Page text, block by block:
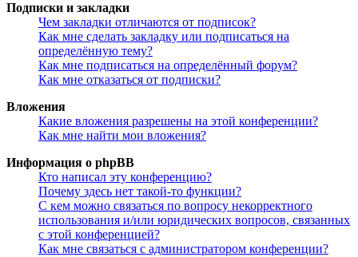
Подписки и закладки
Чем закладки отличаются от подписок?
Как мне сделать закладку или подписаться на
определённую тему?
Как мне подписаться на определённый форум?
Как мне отказаться от подписки?
Вложения
Какие вложения разрешены на этой конференции?
Как мне найти мои вложения?
Информация о phpBB
Кто написал эту конференцию?
Почему здесь нет такой-то функции?
С кем можно связаться по вопросу некорректного
использования и/или юридических вопросов, связанных
с этой конференцией?
Как мне связаться с администратором конференции?